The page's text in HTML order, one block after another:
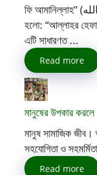
ফি আমানিল্লাহ” (في أمان الله) একটি আরবি বাক্যাংশ। এর অর্থ
হলো: “আল্লাহর
এটি সাধারণত ...
Read more
মানুষের উপকার করলে
মানুষ সামাজিক জীব।
সহযোগিতা ও
Read more